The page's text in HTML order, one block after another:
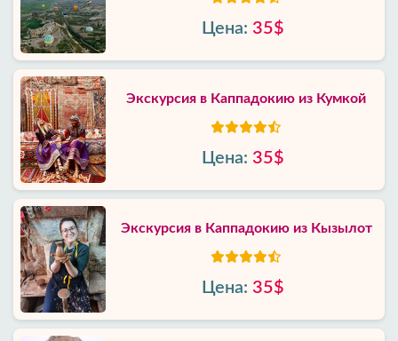
Цена: 35$
Экскурсия в Каппадокию из Кумкой
Цена: 35$
Экскурсия в Каппадокию из Кызылот
Цена: 35$